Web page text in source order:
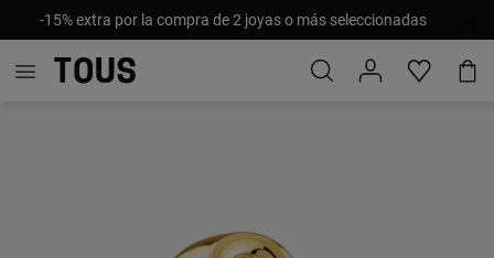
-15% extra por la compra de 2 joyas o más seleccionadas